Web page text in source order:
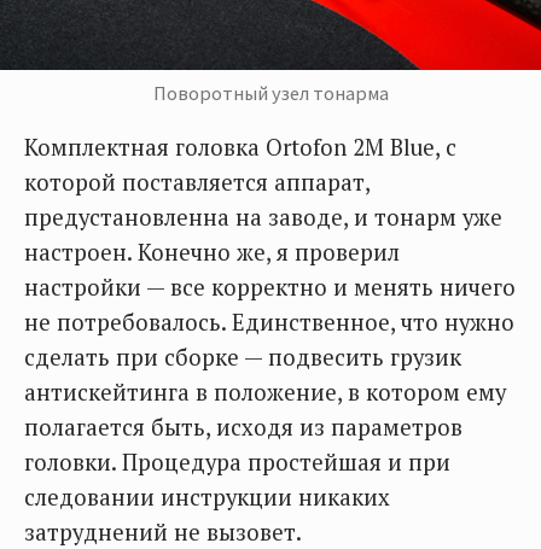
Поворотный узел тонарма
Комплектная головка Ortofon 2M Blue, с
которой поставляется аппарат,
предустановленна на заводе, и тонарм уже
настроен. Конечно же, я проверил
настройки — все корректно и менять ничего
не потребовалось. Единственное, что нужно
сделать при сборке — подвесить грузик
антискейтинга в положение, в котором ему
полагается быть, исходя из параметров
головки. Процедура простейшая и при
следовании инструкции никаких
затруднений не вызовет.